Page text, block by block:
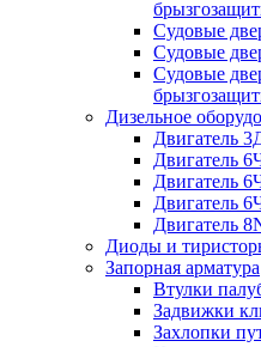
Судовые
Судовые
Судовые
Дизельное
Двигатель
Двигатель
Двигатель
Двигатель
Двигатель
Диоды и
Запорная арматура
Втулки
Задвижки
Захлопки